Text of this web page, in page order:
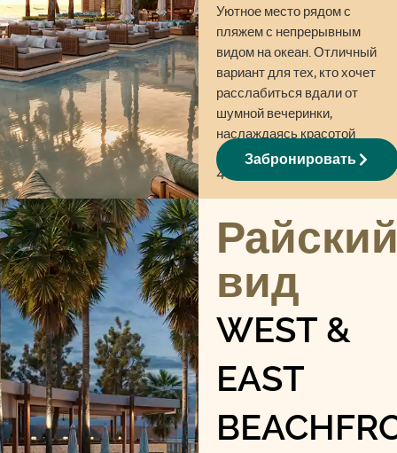
Уютное место рядом с
пляжем с непрерывным
видом на океан. Отличный
вариант для тех, кто хочет
расслабиться вдали от
шумной вечеринки,
наслаждаясь красотой
побережья. Идеально для
4-6 гостей.
Забронировать
вид
WEST &
EAST